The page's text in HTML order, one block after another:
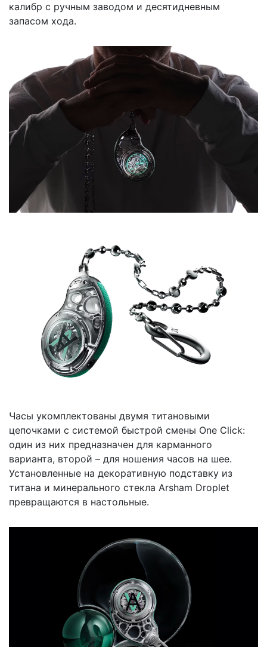
калибр с ручным заводом и десятидневным
запасом хода.
Часы укомплектованы двумя титановыми
цепочками с системой быстрой смены One Click:
один из них предназначен для карманного
варианта, второй – для ношения часов на шее.
Установленные на декоративную подставку из
титана и минерального стекла Arsham Droplet
превращаются в настольные.